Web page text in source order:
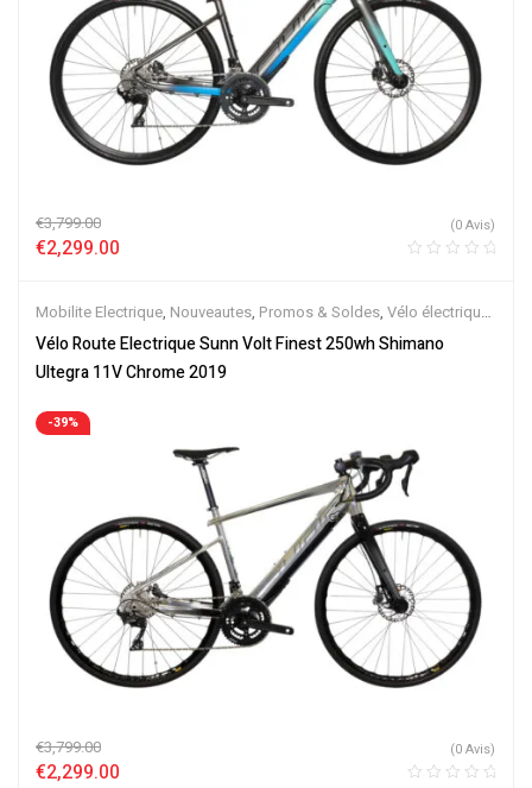
€3,799.00
€2,299.00
(0 Avis)
Mobilite Electrique, Nouveautes, Promos & Soldes, Vélo électrique
ville, Vélos de Route Electriques,Velos Electriques
Vélo Route Electrique Sunn Volt Finest 250wh Shimano
Ultegra 11V Chrome 2019
-39%
€3,799.00
€2,299.00
(0 Avis)